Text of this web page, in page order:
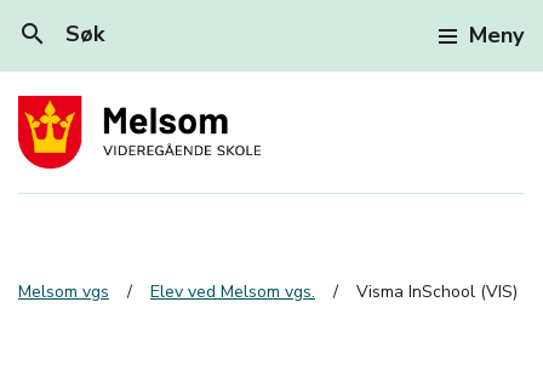
search Søk Meny
Melsom vgs Elev ved Melsom vgs. Visma InSchool (VIS)